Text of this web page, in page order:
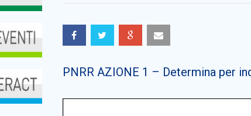
PNRR AZIONE 1 – Determina per